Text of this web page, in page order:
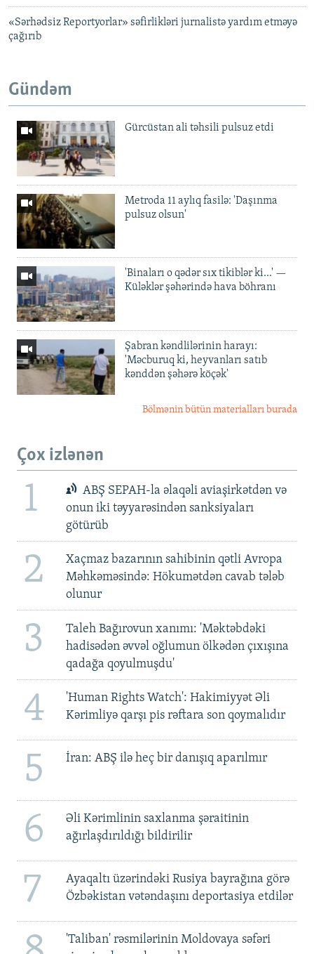
«Sərhədsiz Reportyorlar» səfirlikləri jurnalistə yardım etməyə
çağırıb
Gündəm
Gürcüstan ali təhsili pulsuz etdi
Metroda 11 aylıq fasilə: 'Daşınma
pulsuz olsun'
'Binaları o qədər sıx tikiblər ki...' —
Küləklər şəhərində hava böhranı
Şabran kəndlilərinin harayı:
'Məcburuq ki, heyvanları satıb
kənddən şəhərə köçək'
Bölmənin bütün materialları burada
Çox izlənən
1
ABŞ SEPAH-la əlaqəli aviaşirkətdən və
onun iki təyyarəsindən sanksiyaları
götürüb
2
Xaçmaz bazarının sahibinin qətli Avropa
Məhkəməsində: Hökumətdən cavab tələb
olunur
3
Taleh Bağırovun xanımı: 'Məktəbdəki
hadisədən əvvəl oğlumun ölkədən çıxışına
qadağa qoyulmuşdu'
4
'Human Rights Watch': Hakimiyyət Əli
Kərimliyə qarşı pis rəftara son qoymalıdır
5 İran: ABŞ ilə heç bir danışıq aparılmır
6
Əli Kərimlinin saxlanma şəraitinin
ağırlaşdırıldığı bildirilir
7
Ayaqaltı üzərindəki Rusiya bayrağına görə
Özbəkistan vətəndaşını deportasiya etdilər
'Taliban' rəsmilərinin Moldovaya səfəri